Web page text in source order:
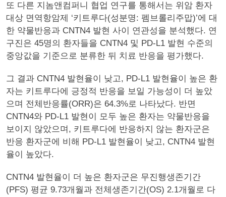
또 다른 지놈앤컴퍼니 협업 연구를 통해서는 위암 환자
대상 면역항암제 ‘키트루다(성분명: 펨브롤리주맙)’에 대
한 약물반응과 CNTN4 발현 사이 연관성을 분석했다. 연
구진은 45명의 환자들을 CNTN4 및 PD-L1 발현 수준의
중앙값을 기준으로 분류한 뒤 치료 반응을 평가했다.
그 결과 CNTN4 발현율이 낮고, PD-L1 발현율이 높은 환
자는 키트루다에 긍정적 반응을 보일 가능성이 더 높았
으며 전체반응률(ORR)은 64.3%로 나타났다. 반면
CNTN4와 PD-L1 발현이 모두 높은 환자는 약물반응을
보이지 않았으며, 키트루다에 반응하지 않는 환자군은
반응 환자군에 비해 PD-L1 발현율이 낮고, CNTN4 발현
율이 높았다.
CNTN4 발현율이 더 높은 환자군은 무진행생존기간
(PFS) 평균 9.73개월과 전체생존기간(OS) 2.1개월로 다